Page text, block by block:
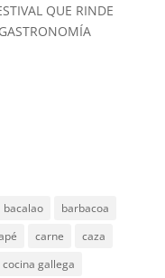
QUE RINDE
bacalao
barbacoa
carne
caza
cocina gallega